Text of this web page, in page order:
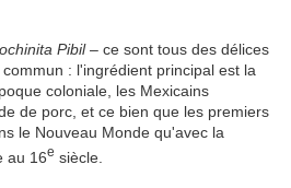
Pibil– ce sont tous des délices
: l'ingrédient principal est la
coloniale, les Mexicains
de porc, et ce bien que les premiers
le Nouveau Monde qu'avec la
au 16e siècle.